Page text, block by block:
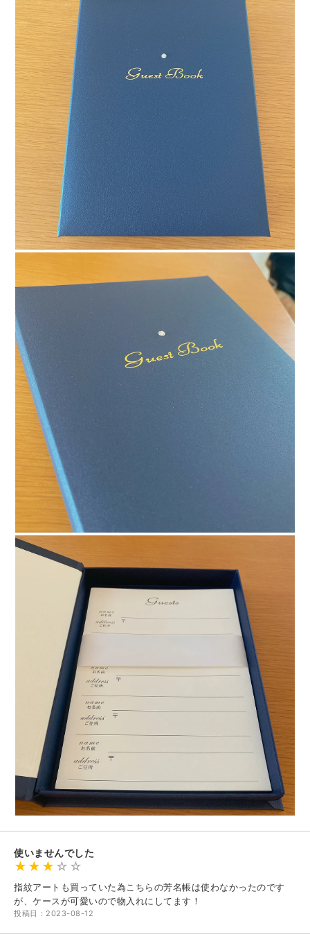
使いませんでした
指紋アートも買っていた為こちらの芳名帳は使わなかったのです
が、ケースが可愛いので物入れにしてます！
投稿日：2023-08-12